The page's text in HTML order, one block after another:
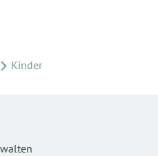
Kinder